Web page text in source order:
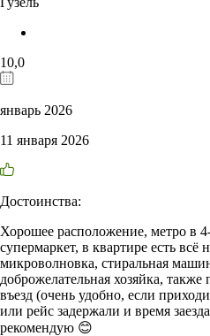
10,0
январь 2026
11 января 2026
Достоинства:
Хорошее расположение, метро в
супермаркет, в квартире есть всё
микроволновка, стиральная
доброжелательная хозяйка,
въезд (очень удобно, если
или рейс задержали и время
рекомендую 😊